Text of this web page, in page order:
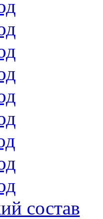
состав